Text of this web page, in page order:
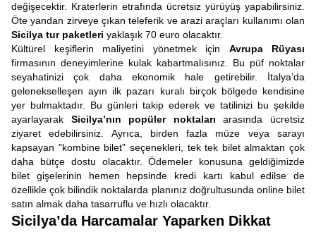
değişecektir. Kraterlerin etrafında ücretsiz yürüyüş yapabilirsiniz.
Öte yandan zirveye çıkan teleferik ve arazi araçları kullanımı olan
Sicilya tur paketleri yaklaşık 70 euro olacaktır.
Kültürel keşiflerin maliyetini yönetmek için Avrupa Rüyası
firmasının deneyimlerine kulak kabartmalısınız. Bu püf noktalar
seyahatinizi çok daha ekonomik hale getirebilir. İtalya’da
gelenekselleşen ayın ilk pazarı kuralı birçok bölgede kendisine
yer bulmaktadır. Bu günleri takip ederek ve tatilinizi bu şekilde
ayarlayarak Sicilya’nın popüler noktalarıarasında ücretsiz
ziyaret edebilirsiniz. Ayrıca, birden fazla müze veya sarayı
kapsayan "kombine bilet" seçenekleri, tek tek bilet almaktan çok
daha bütçe dostu olacaktır. Ödemeler konusuna geldiğimizde
bilet gişelerinin hemen hepsinde kredi kartı kabul edilse de
özellikle çok bilindik noktalarda planınız doğrultusunda online bilet
satın almak daha tasarruflu ve hızlı olacaktır.
Sicilya’da Harcamalar Yaparken Dikkat